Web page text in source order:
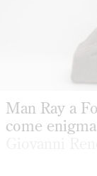
Man Ray a
come